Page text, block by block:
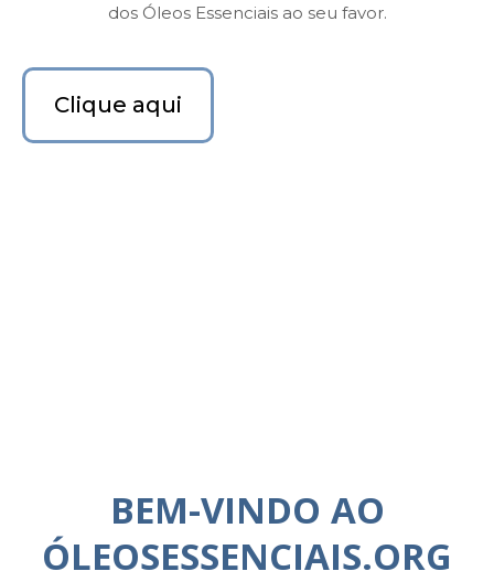
dos Óleos Essenciais ao seu favor.
Clique aqui
BEM-VINDO AO
ÓLEOSESSENCIAIS.ORG